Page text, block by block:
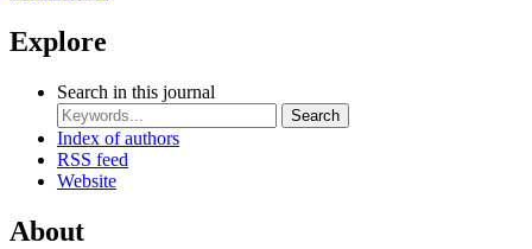
Explore
Search in this journal
Search
Index of authors
RSS feed
Website
About